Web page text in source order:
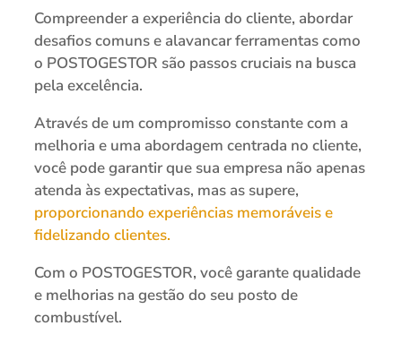
Compreender a experiência do cliente, abordar
desafios comuns e alavancar ferramentas como
o POSTOGESTOR são passos cruciais na busca
pela excelência.
Através de um compromisso constante com a
melhoria e uma abordagem centrada no cliente,
você pode garantir que sua empresa não apenas
atenda às expectativas, mas as supere,
proporcionando experiências memoráveis e
fidelizando clientes.
Com o POSTOGESTOR, você garante qualidade
e melhorias na gestão do seu posto de
combustível.